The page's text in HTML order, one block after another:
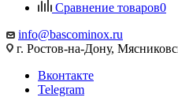
Сравнение товаров0
info@bascominox.ru
г. Ростов-на-Дону,
Вконтакте
Telegram